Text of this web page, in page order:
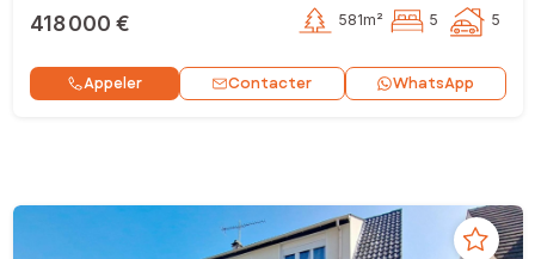
418 000 € 581m² 5 5
Appeler Contacter WhatsApp